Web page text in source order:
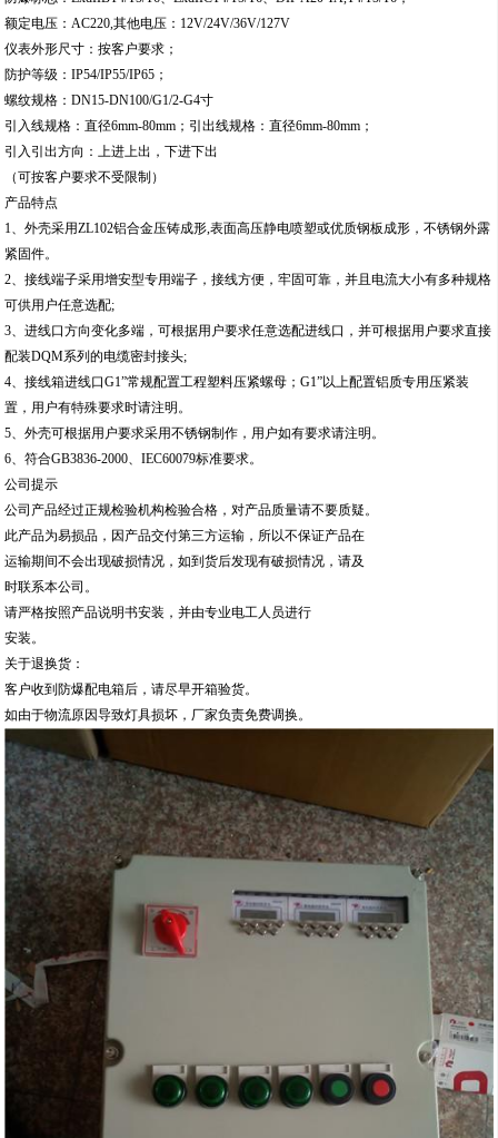
额定电压：AC220,其他电压：12V/24V/36V/127V
仪表外形尺寸：按客户要求；
防护等级：IP54/IP55/IP65；
螺纹规格：DN15-DN100/G1/2-G4寸
引入线规格：直径6mm-80mm；引出线规格：直径6mm-80mm；
引入引出方向：上进上出，下进下出
（可按客户要求不受限制）
产品特点
1、外壳采用ZL102铝合金压铸成形,表面高压静电喷塑或优质钢板成形，不锈钢外露
紧固件。
2、接线端子采用增安型专用端子，接线方便，牢固可靠，并且电流大小有多种规格
可供用户任意选配;
3、进线口方向变化多端，可根据用户要求任意选配进线口，并可根据用户要求直接
配装DQM系列的电缆密封接头;
4、接线箱进线口G1”常规配置工程塑料压紧螺母；G1”以上配置铝质专用压紧装
置，用户有特殊要求时请注明。
5、外壳可根据用户要求采用不锈钢制作，用户如有要求请注明。
6、符合GB3836-2000、IEC60079标准要求。
公司提示
公司产品经过正规检验机构检验合格，对产品质量请不要质疑。
此产品为易损品，因产品交付第三方运输，所以不保证产品在
运输期间不会出现破损情况，如到货后发现有破损情况，请及
时联系本公司。
请严格按照产品说明书安装，并由专业电工人员进行
安装。
关于退换货：
客户收到防爆配电箱后，请尽早开箱验货。
如由于物流原因导致灯具损坏，厂家负责免费调换。